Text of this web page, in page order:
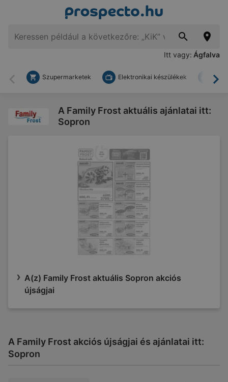
Itt vagy: Ágfalva
Vissza
Szupermarketek Elektronikai készülékek
A Family Frost aktuális ajánlatai itt:
Sopron
A(z) Family Frost aktuális Sopron akciós
újságjai
A Family Frost akciós újságjai és ajánlatai itt:
Sopron